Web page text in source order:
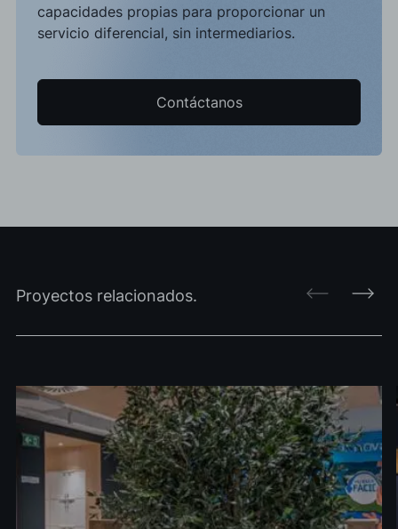
capacidades propias para proporcionar un
servicio diferencial, sin intermediarios.
Contáctanos
Proyectos relacionados.